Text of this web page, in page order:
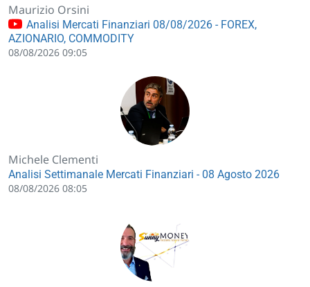
Maurizio Orsini
Analisi Mercati Finanziari 08/08/2026 - FOREX,
AZIONARIO, COMMODITY
08/08/2026 09:05
Michele Clementi
Analisi Settimanale Mercati Finanziari - 08 Agosto 2026
08/08/2026 08:05